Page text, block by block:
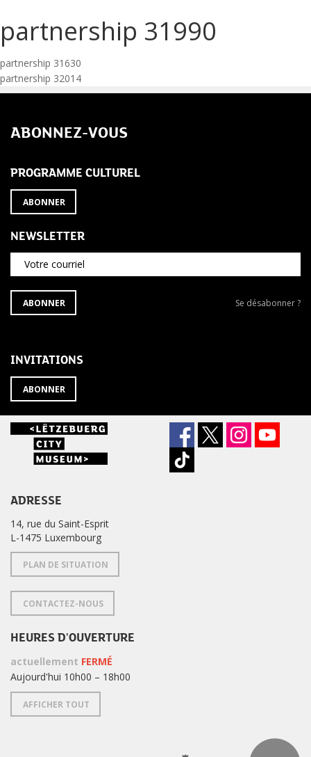
partnership 31990
Navigation
de
l’article
partnership 31630
partnership 32014
ABONNEZ-VOUS
PROGRAMME CULTUREL
ABONNER
NEWSLETTER
Votre courriel
S'ABONNER
À
ABONNER
Se
Se désabonner ?
INVITATIONS
ABONNER
ADRESSE
14, rue du Saint-Esprit
L-1475 Luxembourg
PLAN DE SITUATION
CONTACTEZ-NOUS
HEURES D'OUVERTURE
actuellement FERMÉ
Aujourd'hui 10h00 – 18h00
AFFICHER TOUT